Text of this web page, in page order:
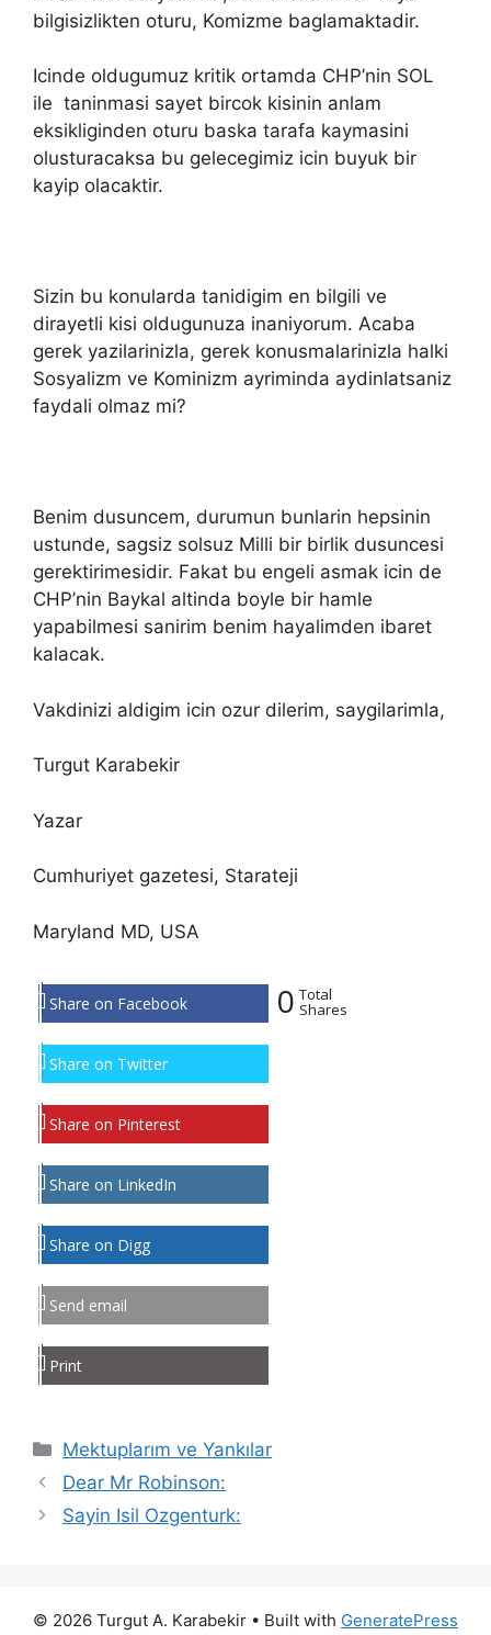
bilgisizlikten oturu, Komizme baglamaktadir.
Icinde oldugumuz kritik ortamda CHP’nin SOL
ile taninmasi sayet bircok kisinin anlam
eksikliginden oturu baska tarafa kaymasini
olusturacaksa bu gelecegimiz icin buyuk bir
kayip olacaktir.
Sizin bu konularda tanidigim en bilgili ve
dirayetli kisi oldugunuza inaniyorum. Acaba
gerek yazilarinizla, gerek konusmalarinizla halki
Sosyalizm ve Kominizm ayriminda aydinlatsaniz
faydali olmaz mi?
Benim dusuncem, durumun bunlarin hepsinin
ustunde, sagsiz solsuz Milli bir birlik dusuncesi
gerektirimesidir. Fakat bu engeli asmak icin de
CHP’nin Baykal altinda boyle bir hamle
yapabilmesi sanirim benim hayalimden ibaret
kalacak.
Vakdinizi aldigim icin ozur dilerim, saygilarimla,
Turgut Karabekir
Yazar
Cumhuriyet gazetesi, Starateji
Maryland MD, USA
Share on Facebook
Share on Twitter
Share on Pinterest
Share on LinkedIn
Share on Digg
Send email
Print
0 Total
Shares
Kategoriler
Mektuplarım ve Yankılar
Dear Mr Robinson:
Sayin Isil Ozgenturk:
© 2026 Turgut A. Karabekir • Built with GeneratePress